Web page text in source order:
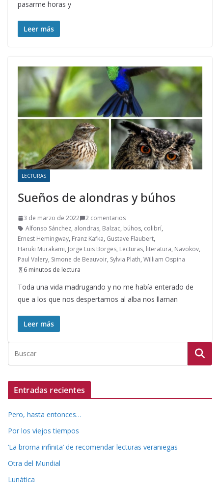
pasarme horas y
Leer más
LECTURAS
Sueños de alondras y búhos
3 de marzo de 2022
2 comentarios
Alfonso Sánchez, alondras, Balzac, búhos, colibrí,
Ernest Hemingway, Franz Kafka, Gustave Flaubert,
Haruki Murakami, Jorge Luis Borges, Lecturas, literatura, Navokov,
Paul Valery, Simone de Beauvoir, Sylvia Plath, William Ospina
6 minutos de lectura
Toda una vida madrugando y no me había enterado de
que a los que nos despertamos al alba nos llaman
Leer más
Entradas recientes
Pero, hasta entonces…
Por los viejos tiempos
‘La broma infinita’ de recomendar lecturas veraniegas
Otra del Mundial
Lunática